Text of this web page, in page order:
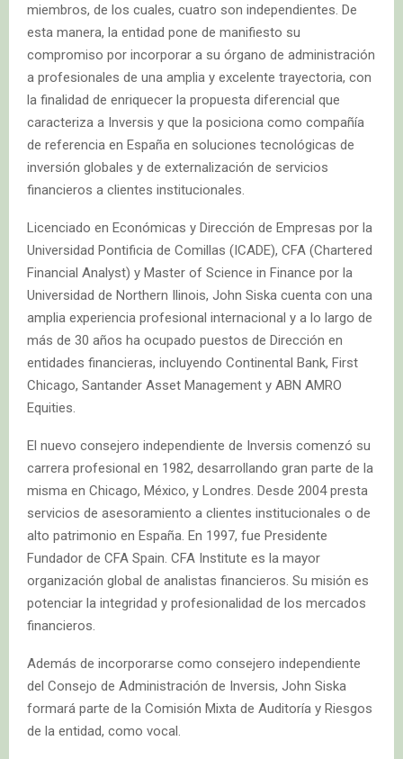
miembros, de los cuales, cuatro son independientes. De
esta manera, la entidad pone de manifiesto su
compromiso por incorporar a su órgano de administración
a profesionales de una amplia y excelente trayectoria, con
la finalidad de enriquecer la propuesta diferencial que
caracteriza a Inversis y que la posiciona como compañía
de referencia en España en soluciones tecnológicas de
inversión globales y de externalización de servicios
financieros a clientes institucionales.
Licenciado en Económicas y Dirección de Empresas por la
Universidad Pontificia de Comillas (ICADE), CFA (Chartered
Financial Analyst) y Master of Science in Finance por la
Universidad de Northern Ilinois, John Siska cuenta con una
amplia experiencia profesional internacional y a lo largo de
más de 30 años ha ocupado puestos de Dirección en
entidades financieras, incluyendo Continental Bank, First
Chicago, Santander Asset Management y ABN AMRO
Equities.
El nuevo consejero independiente de Inversis comenzó su
carrera profesional en 1982, desarrollando gran parte de la
misma en Chicago, México, y Londres. Desde 2004 presta
servicios de asesoramiento a clientes institucionales o de
alto patrimonio en España. En 1997, fue Presidente
Fundador de CFA Spain. CFA Institute es la mayor
organización global de analistas financieros. Su misión es
potenciar la integridad y profesionalidad de los mercados
financieros.
Además de incorporarse como consejero independiente
del Consejo de Administración de Inversis, John Siska
formará parte de la Comisión Mixta de Auditoría y Riesgos
de la entidad, como vocal.